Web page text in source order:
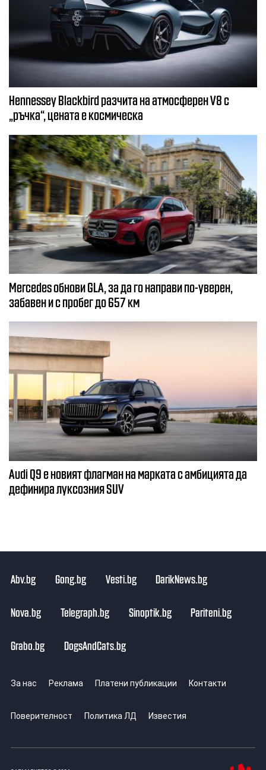
Hennessey Blackbird разчита на атмосферен V8 с
„ръчка“, цената е космическа
Mercedes обнови GLA, за да го направи по-уверен,
забавен и с пробег до 657 км
Audi Q9 е новият флагман на марката с амбицията да
дефинира луксозния SUV
Abv.bg Gong.bg Vesti.bg DarikNews.bg
Nova.bg Telegraph.bg Sinoptik.bg Pariteni.bg
Grabo.bg DogsAndCats.bg
За нас Реклама Платени публикации Контакти
Поверителност Политика ЛД Известия